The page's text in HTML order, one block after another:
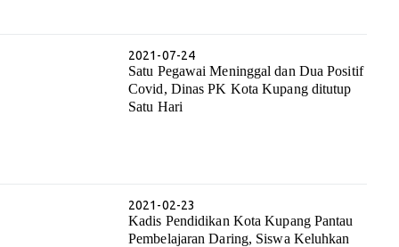
2021-07-24
Satu Pegawai Meninggal dan Dua Positif
Covid, Dinas PK Kota Kupang ditutup
Satu Hari
2021-02-23
Kadis Pendidikan Kota Kupang Pantau
Pembelajaran Daring, Siswa Keluhkan